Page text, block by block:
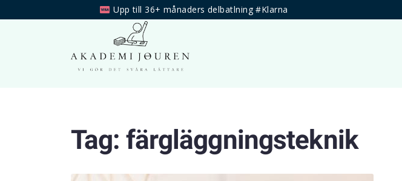
Upp till 36+ månaders delbatlning #Klarna
Tag: färgläggningsteknik